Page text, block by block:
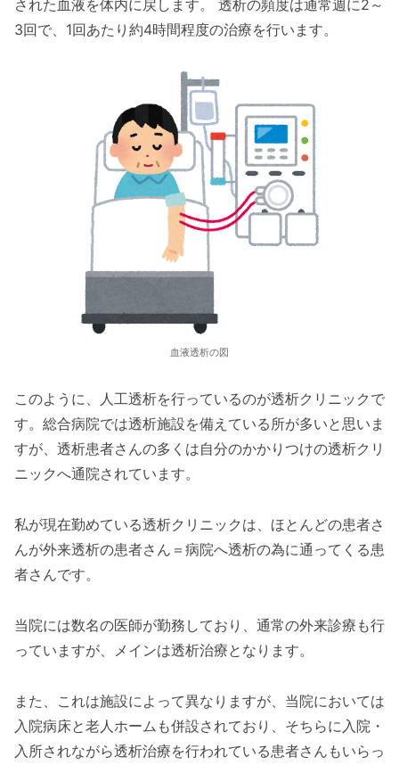
された血液を体内に戻します。 透析の頻度は通常週に2～
3回で、1回あたり約4時間程度の治療を行います。
血液透析の図
このように、人工透析を行っているのが透析クリニックで
す。総合病院では透析施設を備えている所が多いと思いま
すが、透析患者さんの多くは自分のかかりつけの透析クリ
ニックへ通院されています。
私が現在勤めている透析クリニックは、ほとんどの患者さ
んが外来透析の患者さん＝病院へ透析の為に通ってくる患
者さんです。
当院には数名の医師が勤務しており、通常の外来診療も行
っていますが、メインは透析治療となります。
また、これは施設によって異なりますが、当院においては
入院病床と老人ホームも併設されており、そちらに入院・
入所されながら透析治療を行われている患者さんもいらっ